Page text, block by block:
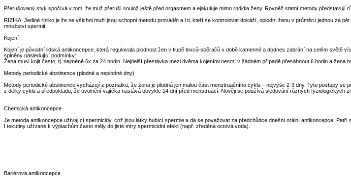
Přerušovaný styk spočívá v tom, že muž přeruší soulož ještě před orgasmem a ejakuluje mimo rodidla ženy. Rovněž statní metody představují
RIZIKA: Jediné riziko je že ne všichni muži jsou schopni metodu provádět a i ti, kteří se kontrolovat dokáží, oplodní ženu v průměru jednou za
množství spermií.
Kojení
Kojení je původní lidská antikoncepce, která regulovala plodnost žen v tlupě lovců-sběračů v době kamenné a dodnes zabrání na celém
splněny následující podmínky:
Žena musí kojit často, tj. nejméně 6x za 24 hodin. Nejdelší přestávka mezi dvěma kojeními nesmí v žádném případě přesáhnout 6 hodin a žena
Metody periodické abstinence (plodné a neplodné dny)
Metody periodické abstinence vycházejí z poznatku, že žena je plodná jen malou část menstruačního cyklu – nejvýše 2-3 dny. Tyto postupy
z délky cyklu a předpokladu, že uvolnění vajíčka nastává obvykle 14 dní před menstruací. Nověji se používá sledování různých fyziologických
Chemická antikoncepce
Je metoda antikoncepce užívající spermicidy, což jsou látky hubící spermie a dá se považovat za předchůdce dnešní orální antikoncepce.
I tekutiny užívané k výplachům často měly do jisté míry spermicidní efekt (např. zředěná octová voda).
Bariérová antikoncepce